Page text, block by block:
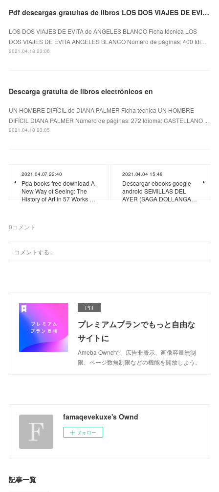
Pdf descargas gratuitas de libros LOS DOS VIAJES DE EVITA 9788491645498
LOS DOS VIAJES DE EVITA de ANGELES BLANCO Ficha técnica LOS
DOS VIAJES DE EVITA ANGELES BLANCO Número de páginas: 400 Idi…
2021.04.18 23:06
Descarga gratuita de libros electrónicos en
UN HOMBRE DIFÍCIL de DIANA PALMER Ficha técnica UN HOMBRE
DIFÍCIL DIANA PALMER Número de páginas: 272 Idioma: CASTELLANO ...
2021.04.18 23:05
2021.04.07 22:40
Pda books free download A
New Way of Seeing: The
History of Art in 57 Works …
2021.04.04 15:48
Descargar ebooks google
android SEMILLAS DEL
AYER (SAGA DOLLANGA…
0コメント
PR
プレミアムプランでもっと自由な
サイトに
Ameba Owndで、広告非表示、画像容量無制
限、ページ数無制限などの機能を開放しよう。
famaqevekuxe's Ownd
フォロー
記事一覧